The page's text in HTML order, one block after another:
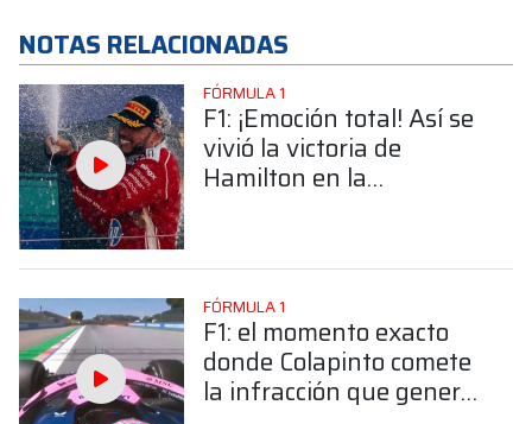
NOTAS RELACIONADAS
FÓRMULA 1
F1: ¡Emoción total! Así se
vivió la victoria de
Hamilton en la
FÓRMULA 1
F1: el momento exacto
donde Colapinto comete
la infracción que generó